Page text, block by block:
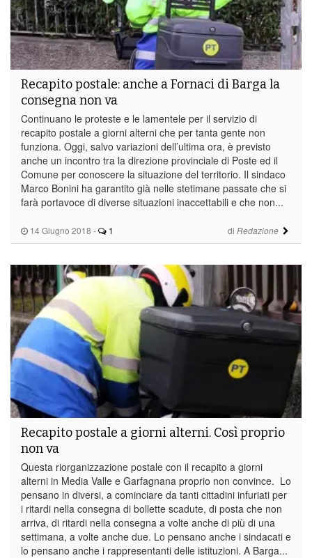
14 Giugno 2018 - 1 di Redazione
Recapito postale: anche a Fornaci di Barga la
consegna non va
Continuano le proteste e le lamentele per il servizio di
recapito postale a giorni alterni che per tanta gente non
funziona. Oggi, salvo variazioni dell’ultima ora, è previsto
anche un incontro tra la direzione provinciale di Poste ed il
Comune per conoscere la situazione del territorio. Il sindaco
Marco Bonini ha garantito già nelle stetimane passate che si
farà portavoce di diverse situazioni inaccettabili e che non...
Recapito postale a giorni alterni. Così proprio
non va
Questa riorganizzazione postale con il recapito a giorni
alterni in Media Valle e Garfagnana proprio non convince. Lo
pensano in diversi, a cominciare da tanti cittadini infuriati per
i ritardi nella consegna di bollette scadute, di posta che non
arriva, di ritardi nella consegna a volte anche di più di una
settimana, a volte anche due. Lo pensano anche i sindacati e
lo pensano anche i rappresentanti delle istituzioni. A Barga...